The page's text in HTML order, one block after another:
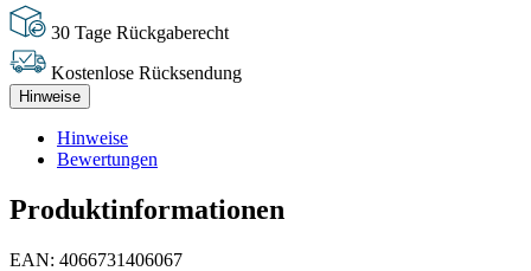
30 Tage Rückgaberecht
Kostenlose Rücksendung
Hinweise
Hinweise
Bewertungen
Produktinformationen
EAN: 4066731406067